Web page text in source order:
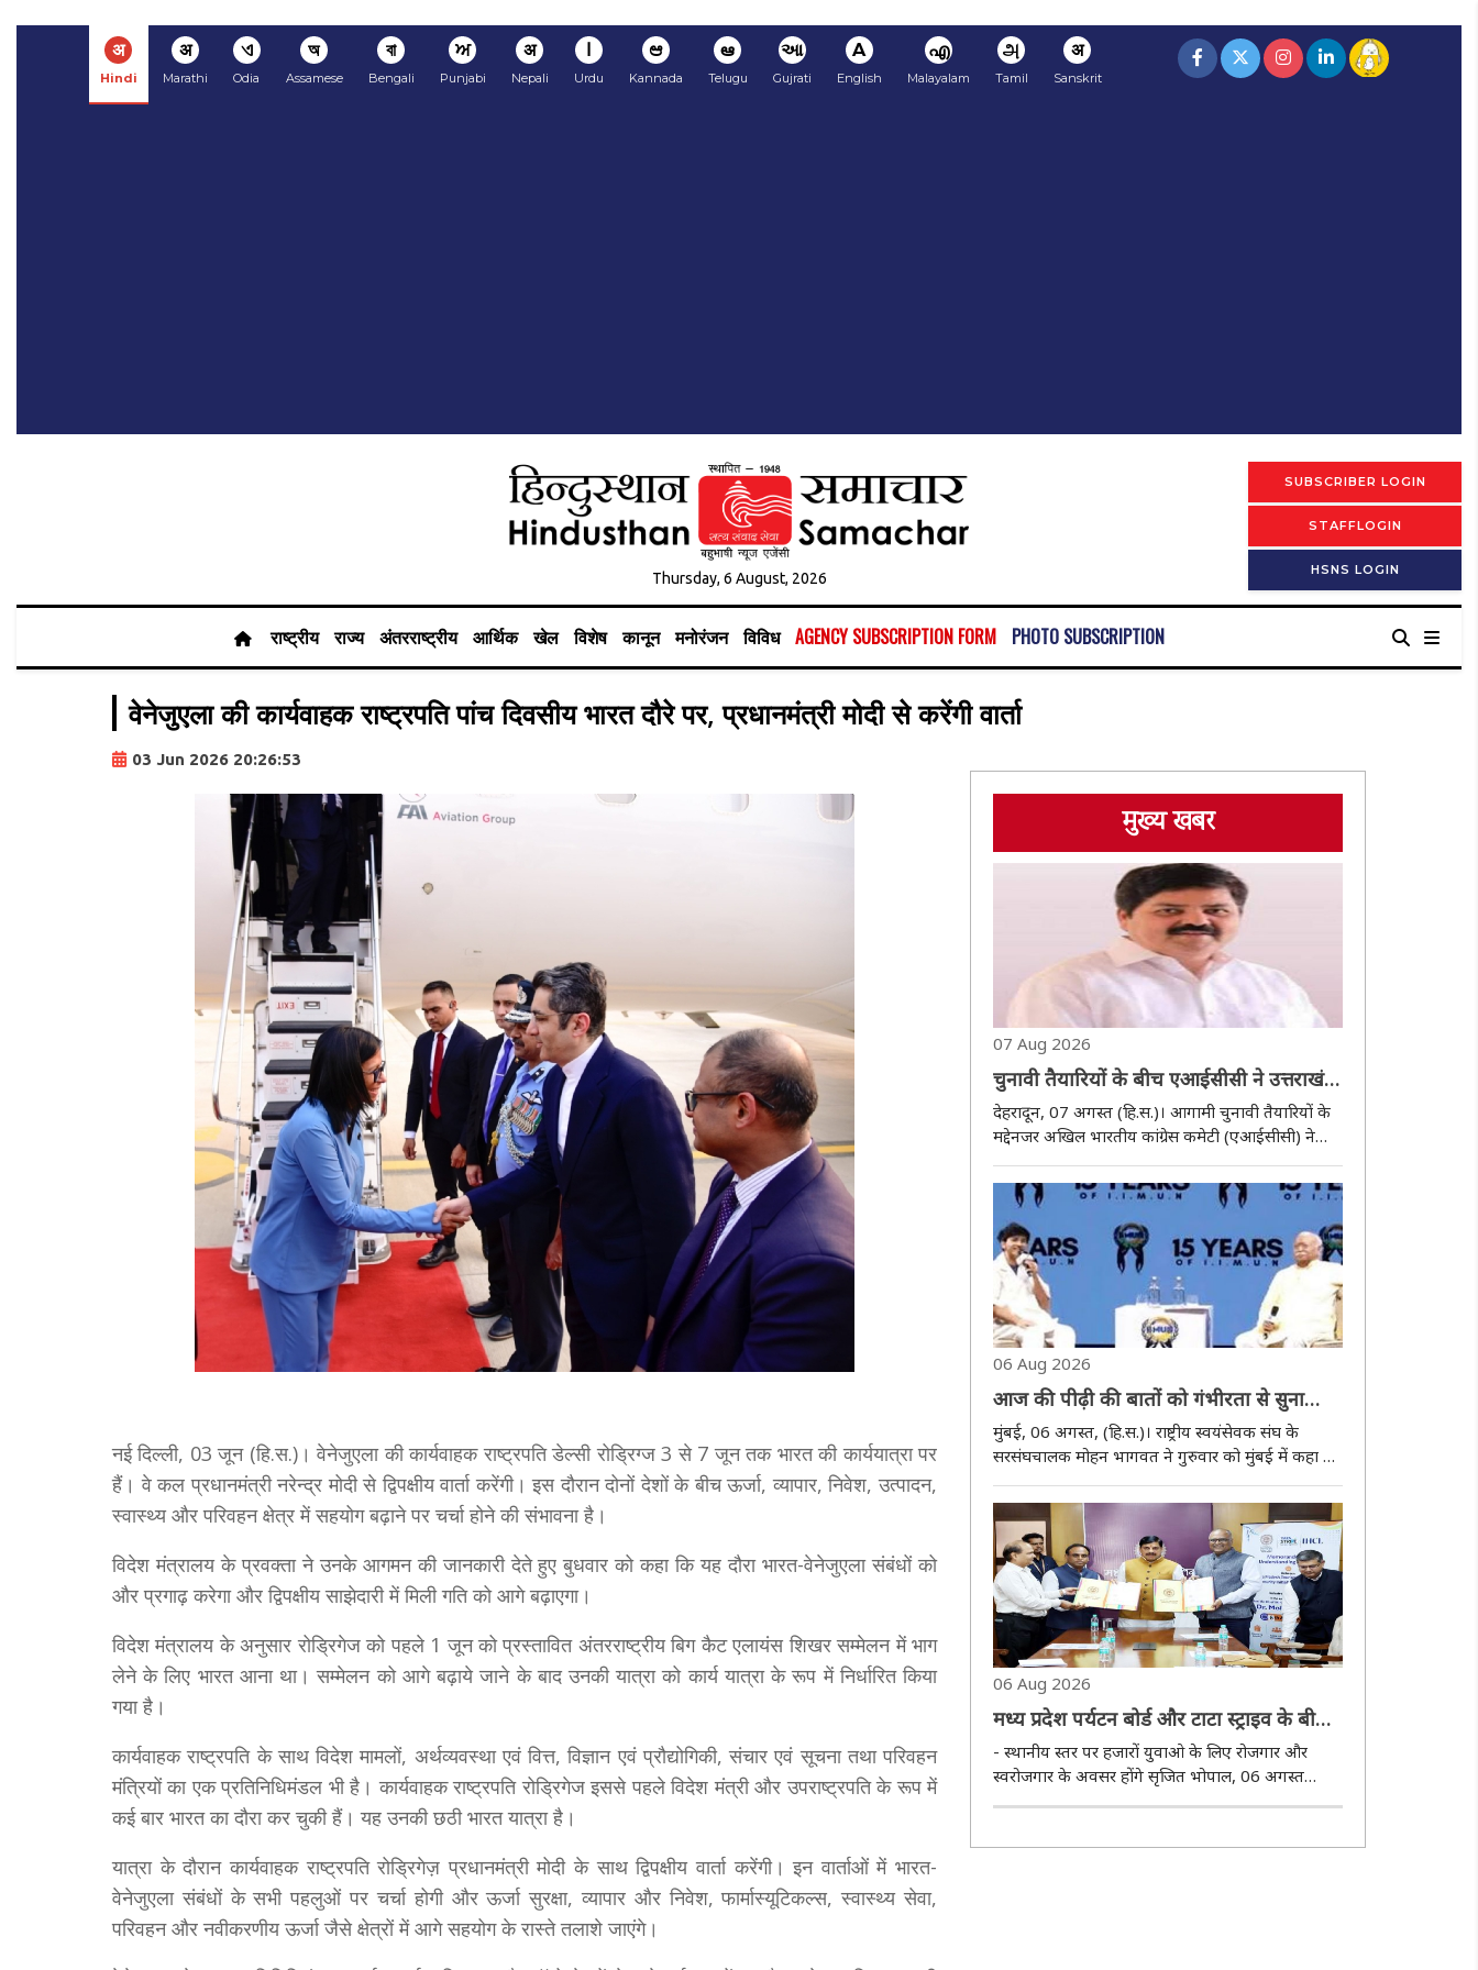
अ
Hindi
अ
Marathi
ଏ
Odia
অ
Assamese
বা
Bengali
ਅ
Punjabi
अ
Nepali
ا
Urdu
ಆ
Kannada
ఆ
Telugu
આ
Gujrati
A
English
എ
Malayalam
அ
Tamil
अ
Sanskrit
Thursday, 6 August, 2026
SUBSCRIBER LOGIN
STAFFLOGIN
HSNS LOGIN
राष्ट्रीय राज्य अंतरराष्ट्रीय आर्थिक खेल विशेष कानून मनोरंजन विविध AGENCY SUBSCRIPTION FORM PHOTO SUBSCRIPTION
वेनेजुएला की कार्यवाहक राष्ट्रपति पांच दिवसीय भारत दौरे पर, प्रधानमंत्री मोदी से करेंगी वार्ता
03 Jun 2026 20:26:53
नई दिल्ली, 03 जून (हि.स.)। वेनेजुएला की कार्यवाहक राष्ट्रपति डेल्सी रोड्रिग्ज 3 से 7 जून तक भारत की कार्ययात्रा पर
हैं। वे कल प्रधानमंत्री नरेन्द्र मोदी से द्विपक्षीय वार्ता करेंगी। इस दौरान दोनों देशों के बीच ऊर्जा, व्यापार, निवेश, उत्पादन,
स्वास्थ्य और परिवहन क्षेत्र में सहयोग बढ़ाने पर चर्चा होने की संभावना है।
विदेश मंत्रालय के प्रवक्ता ने उनके आगमन की जानकारी देते हुए बुधवार को कहा कि यह दौरा भारत-वेनेजुएला संबंधों को
और प्रगाढ़ करेगा और द्विपक्षीय साझेदारी में मिली गति को आगे बढ़ाएगा।
विदेश मंत्रालय के अनुसार रोड्रिगेज को पहले 1 जून को प्रस्तावित अंतरराष्ट्रीय बिग कैट एलायंस शिखर सम्मेलन में भाग
लेने के लिए भारत आना था। सम्मेलन को आगे बढ़ाये जाने के बाद उनकी यात्रा को कार्य यात्रा के रूप में निर्धारित किया
गया है।
कार्यवाहक राष्ट्रपति के साथ विदेश मामलों, अर्थव्यवस्था एवं वित्त, विज्ञान एवं प्रौद्योगिकी, संचार एवं सूचना तथा परिवहन
मंत्रियों का एक प्रतिनिधिमंडल भी है। कार्यवाहक राष्ट्रपति रोड्रिगेज इससे पहले विदेश मंत्री और उपराष्ट्रपति के रूप में
कई बार भारत का दौरा कर चुकी हैं। यह उनकी छठी भारत यात्रा है।
यात्रा के दौरान कार्यवाहक राष्ट्रपति रोड्रिगेज़ प्रधानमंत्री मोदी के साथ द्विपक्षीय वार्ता करेंगी। इन वार्ताओं में भारत-
वेनेजुएला संबंधों के सभी पहलुओं पर चर्चा होगी और ऊर्जा सुरक्षा, व्यापार और निवेश, फार्मास्यूटिकल्स, स्वास्थ्य सेवा,
परिवहन और नवीकरणीय ऊर्जा जैसे क्षेत्रों में आगे सहयोग के रास्ते तलाशे जाएंगे।
मुख्य खबर
07 Aug 2026
चुनावी तैयारियों के बीच एआईसीसी ने उत्तराखंड
कांग्रेस की नई कार्यकारिणी और समितियों का
किया गठन
देहरादून, 07 अगस्त (हि.स.)। आगामी चुनावी तैयारियों के
मद्देनजर अखिल भारतीय कांग्रेस कमेटी (एआईसीसी) ने
उत्तराखंड प्रदेश कांग्रेस कमेटी (पीसीसी) का व्यापक
संगठनात्मक पुनर्गठन करते हुए नई कार्यकारिणी,
पदाधिकारियों और चार महत्वपूर्ण समितियों के गठन ..
06 Aug 2026
आज की पीढ़ी की बातों को गंभीरता से सुना
जाना चाहिए: मोहन भागवत
मुंबई, 06 अगस्त, (हि.स.)। राष्ट्रीय स्वयंसेवक संघ के
सरसंघचालक मोहन भागवत ने गुरुवार को मुंबई में कहा कि
आज की युवा पीढ़ी सवाल पूछती है, बदलाव चाहती है और
उसकी बातों को गंभीरता से सुना जाना चाहिए। उन्होंने कहा
कि किसी भी आंदोलन के पीछे की पूरी सच्च..
06 Aug 2026
मध्य प्रदेश पर्यटन बोर्ड और टाटा स्ट्राइव के बीच
हुआ महत्वपूर्ण एमओयू
- स्थानीय स्तर पर हजारों युवाओ के लिए रोजगार और
स्वरोजगार के अवसर होंगे सृजित भोपाल, 06 अगस्त
(हि.स.)। मध्य प्रदेश में मुख्यमंत्री डॉ. मोहन यादव की
बोर्ड और टाटा स्ट्राइव के मध्य दो वर्ष ..